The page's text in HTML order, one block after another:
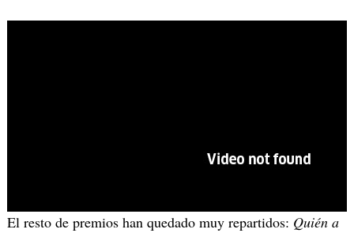
El resto de premios han quedado muy repartidos: Quién a